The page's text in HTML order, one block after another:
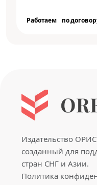
Работаем по
Издательство
созданный для
стран СНГ и Азии.
Политика